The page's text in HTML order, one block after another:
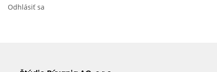
Odhlásiť sa